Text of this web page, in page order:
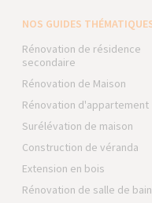
NOS GUIDES
Rénovation de résidence
secondaire
Rénovation de Maison
Rénovation d'appartement
Surélévation de maison
Construction de véranda
Extension en bois
Rénovation de salle de bain